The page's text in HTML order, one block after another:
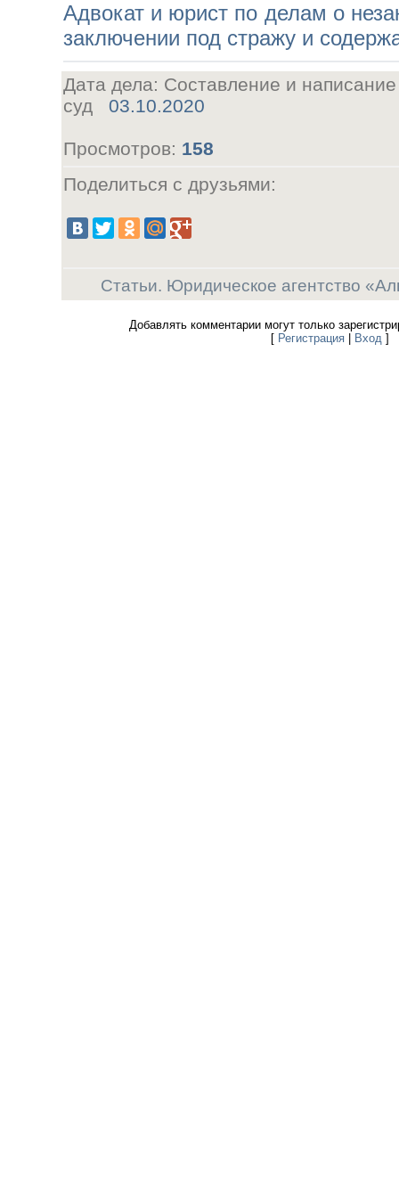
Адвокат и юрист по делам о
заключении под стражу и
Дата дела: Составление и
суд 03.10.2020
Просмотров: 158
Поделиться с друзьями:
Статьи. Юридическое агентство
Добавлять комментарии могут только
[ Регистрация| Вход]